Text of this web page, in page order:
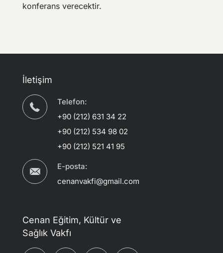
konferans verecektir.
İletişim
Telefon:
+90 (212) 631 34 22
+90 (212) 534 98 02
+90 (212) 521 41 95
E-posta:
cenanvakfi@gmail.com
Cenan Eğitim, Kültür ve
Sağlık Vakfı